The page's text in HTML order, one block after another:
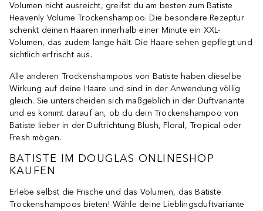
Volumen nicht ausreicht, greifst du am besten zum Batiste
Heavenly Volume Trockenshampoo. Die besondere Rezeptur
schenkt deinen Haaren innerhalb einer Minute ein XXL-
Volumen, das zudem lange hält. Die Haare sehen gepflegt und
sichtlich erfrischt aus.
Alle anderen Trockenshampoos von Batiste haben dieselbe
Wirkung auf deine Haare und sind in der Anwendung völlig
gleich. Sie unterscheiden sich maßgeblich in der Duftvariante
und es kommt darauf an, ob du dein Trockenshampoo von
Batiste lieber in der Duftrichtung Blush, Floral, Tropical oder
Fresh mögen.
BATISTE IM DOUGLAS ONLINESHOP
KAUFEN
Erlebe selbst die Frische und das Volumen, das Batiste
Trockenshampoos bieten! Wähle deine Lieblingsduftvariante